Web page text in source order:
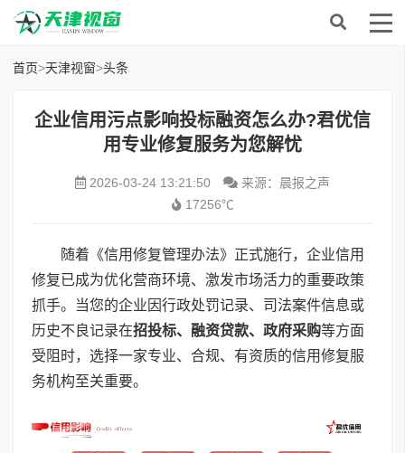
首页>天津视窗>头条
企业信用污点影响投标融资怎么办?君优信
用专业修复服务为您解忧
2026-03-24 13:21:50
来源：晨报之声
17256℃
随着《信用修复管理办法》正式施行，企业信用
修复已成为优化营商环境、激发市场活力的重要政策
抓手。当您的企业因行政处罚记录、司法案件信息或
历史不良记录在招投标、融资贷款、政府采购等方面
受阻时，选择一家专业、合规、有资质的信用修复服
务机构至关重要。